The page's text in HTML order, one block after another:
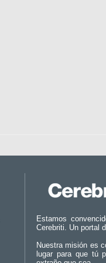
Estamos
Cerebriti. Un portal
Nuestra misión es
lugar para que tú